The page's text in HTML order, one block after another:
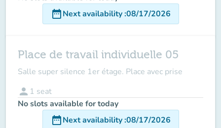
date_rangeNext availability:08/17/2026
Place de travail individuelle 05
Salle super silence 1er étage. Place avec prise
person 1 seat
No slots available for today
date_rangeNext availability:08/17/2026